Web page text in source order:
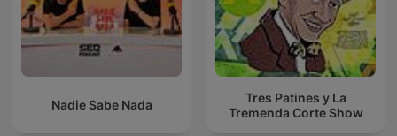
Nadie Sabe Nada
Tres Patines y La
Tremenda Corte Show